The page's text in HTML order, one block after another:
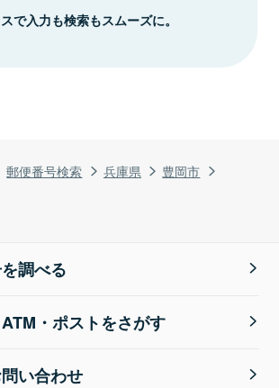
郵便番号検索 兵庫県
豊岡市
で入力も検索もスムーズに。
調べる
・ポストをさがす
い合わせ